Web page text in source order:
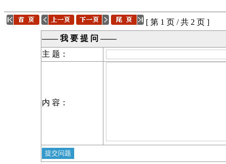
[ 第 1 页 / 共 2 页 ]
—— 我 要 提 问 ——
主 题：
内 容：